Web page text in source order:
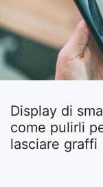
Display di
come pulirli
lasciare graffi